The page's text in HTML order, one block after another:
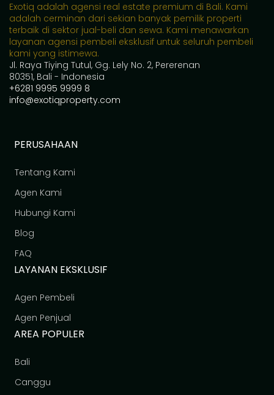
Exotiq adalah agensi real estate premium di Bali. Kami
adalah cerminan dari sekian banyak pemilik properti
terbaik di sektor jual-beli dan sewa. Kami menawarkan
layanan agensi pembeli eksklusif untuk seluruh pembeli
kami yang istimewa.
Jl. Raya Tiying Tutul, Gg. Lely No. 2, Pererenan
80351, Bali - Indonesia
+6281 9995 9999 8
info@exotiqproperty.com
PERUSAHAAN
Tentang Kami
Agen Kami
Hubungi Kami
Blog
FAQ
LAYANAN EKSKLUSIF
Agen Pembeli
Agen Penjual
AREA POPULER
Bali
Canggu